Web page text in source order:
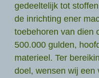
gedeeltelijk tot
de inrichting ener
toebehoren van dien
500.000 gulden,
materieel. Ter
doel, wensen wij een